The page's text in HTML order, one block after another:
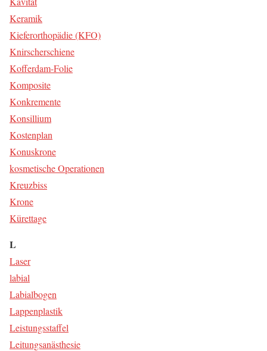
Kera­mik
Kie­fer­or­tho­pä­die (KFO)
Knir­scher­schie­ne
Kof­fer­dam-Folie
Kom­po­si­te
Kon­kre­men­te
Kon­sil­li­um
Kos­ten­plan
Konus­kro­ne
kos­me­ti­sche Ope­ra­tio­nen
Kreuz­biss
Kro­ne
Küret­ta­ge
L
Laser
labi­al
Labi­al­bo­gen
Lap­pen­plas­tik
Leis­tungs­staf­fel
Lei­tungs­an­äs­the­sie